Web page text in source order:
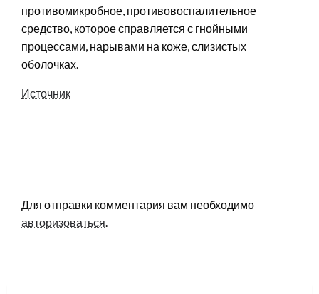
противомикробное, противовоспалительное
средство, которое справляется с гнойными
процессами, нарывами на коже, слизистых
оболочках.
Источник
Для отправки комментария вам необходимо
авторизоваться.